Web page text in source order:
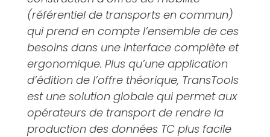
(référentiel de transports en commun)
qui prend en compte l’ensemble de ces
besoins dans une interface complète et
ergonomique. Plus qu’une application
d’édition de l’offre théorique, TransTools
est une solution globale qui permet aux
opérateurs de transport de rendre la
production des données TC plus facile